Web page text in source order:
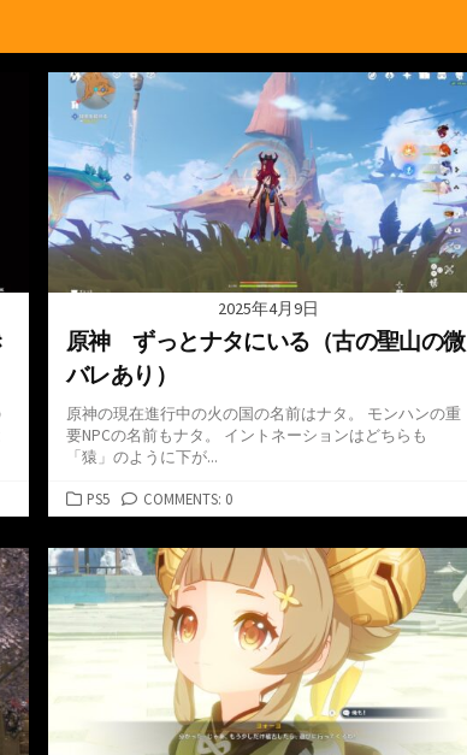
2025年4月9日
原神 ずっとナタにいる（古の聖山の微
バレあり）
原神の現在進行中の火の国の名前はナタ。 モンハンの重
要NPCの名前もナタ。 イントネーションはどちらも
「猿」のように下が...
カ
テ
ゴ
リ
ー
PS5 COMMENTS: 0